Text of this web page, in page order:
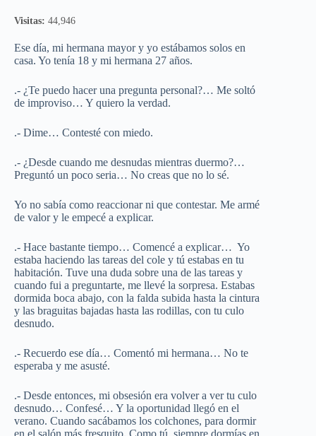
Visitas: 44,946
Ese día, mi hermana mayor y yo estábamos solos en
casa. Yo tenía 18 y mi hermana 27 años.
.- ¿Te puedo hacer una pregunta personal?… Me soltó
de improviso… Y quiero la verdad.
.- Dime… Contesté con miedo.
.- ¿Desde cuando me desnudas mientras duermo?…
Preguntó un poco seria… No creas que no lo sé.
Yo no sabía como reaccionar ni que contestar. Me armé
de valor y le empecé a explicar.
.- Hace bastante tiempo… Comencé a explicar… Yo
estaba haciendo las tareas del cole y tú estabas en tu
habitación. Tuve una duda sobre una de las tareas y
cuando fui a preguntarte, me llevé la sorpresa. Estabas
dormida boca abajo, con la falda subida hasta la cintura
y las braguitas bajadas hasta las rodillas, con tu culo
desnudo.
.- Recuerdo ese día… Comentó mi hermana… No te
esperaba y me asusté.
.- Desde entonces, mi obsesión era volver a ver tu culo
desnudo… Confesé… Y la oportunidad llegó en el
verano. Cuando sacábamos los colchones, para dormir